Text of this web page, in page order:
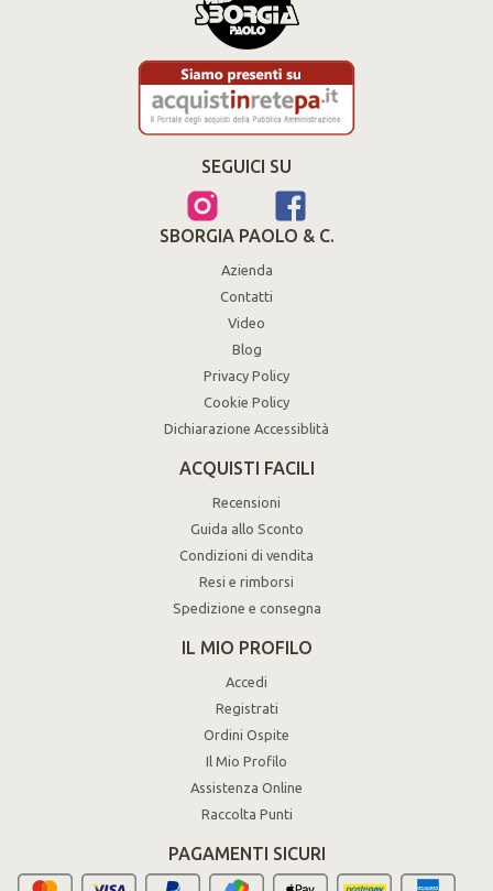
SEGUICI SU
SBORGIA PAOLO & C.
Azienda
Contatti
Video
Blog
Privacy Policy
Cookie Policy
Dichiarazione Accessiblità
ACQUISTI FACILI
Recensioni
Guida allo Sconto
Condizioni di vendita
Resi e rimborsi
Spedizione e consegna
IL MIO PROFILO
Accedi
Registrati
Ordini Ospite
Il Mio Profilo
Assistenza Online
Raccolta Punti
PAGAMENTI SICURI